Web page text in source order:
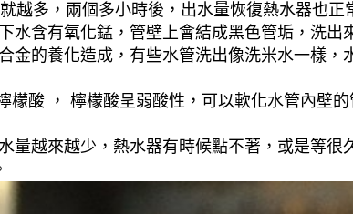
越多，兩個多小時後，出水量恢復熱水器也正
含有氧化錳，管壁上會結成黑色管垢，洗出
的養化造成，有些水管洗出像洗米水一樣，
酸 ， 檸檬酸呈弱酸性，可以軟化水管內壁
越來越少，熱水器有時候點不著，或是等很